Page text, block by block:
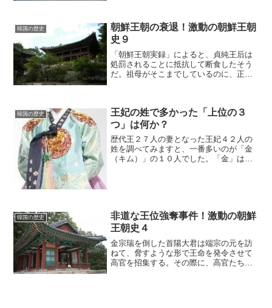
それが春香（チュニャン）だ...
韓国の歴史
朝鮮王朝の衰退！激動の朝鮮王朝
史９
「朝鮮王朝実録」によると、貞純王后は
処罰されることに抵抗して断食したそう
だ。祖母がそこまでしているのに、正祖
老の祖母を処罰するという...
韓国の歴史
王妃の姓で多かった「上位の３
つ」は何か？
歴代王２７人の妻となった王妃４２人の
姓を調べてみますと、一番多いのが「金
（キム）」の１０人でした。「金」は昔
韓国の歴史
非道な王位強奪事件！激動の朝鮮
王朝史４
金宗瑞を倒した首陽大君は端宗の元を訪
ねて、脅すような形で王命を発令させて
高官を招集する。その際に、高官たちに